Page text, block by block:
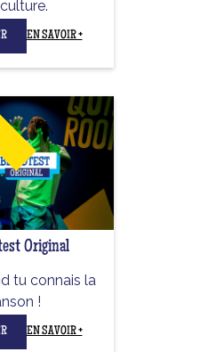
EN SAVOIR +
Original
tu connais la
!
EN SAVOIR +